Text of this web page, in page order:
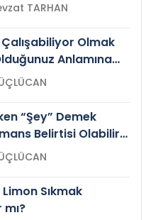
Prof.Dr. Nevzat TARHAN
Olmak
Anlamına
GÜÇLÜCAN
“Şey” Demek
Belirtisi Olabilir
GÜÇLÜCAN
Sıkmak
mı?